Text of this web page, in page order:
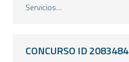
Servicios…
CONCURSO ID 2083484